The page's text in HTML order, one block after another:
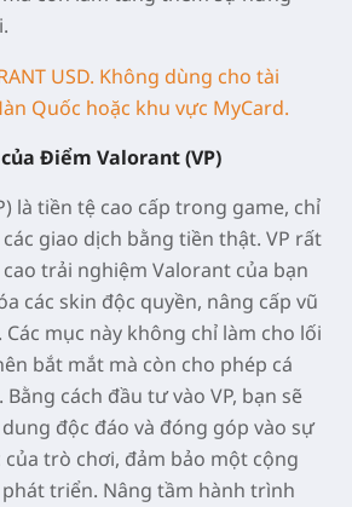
USD. Không dùng cho tài
Quốc hoặc khu vực MyCard.
Điểm Valorant (VP)
là tiền tệ cao cấp trong game, chỉ
giao dịch bằng tiền thật. VP rất
trải nghiệm Valorant của bạn
các skin độc quyền, nâng cấp vũ
mục này không chỉ làm cho lối
bắt mắt mà còn cho phép cá
cách đầu tư vào VP, bạn sẽ
độc đáo và đóng góp vào sự
trò chơi, đảm bảo một cộng
triển. Nâng tầm hành trình